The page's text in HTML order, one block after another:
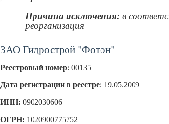
Причина исключения: в
реорганизация
ЗАО Гидрострой "Фотон"
Реестровый номер: 00135
Дата регистрации в реестре: 19.05.2009
ИНН: 0902030606
ОГРН: 1020900775752